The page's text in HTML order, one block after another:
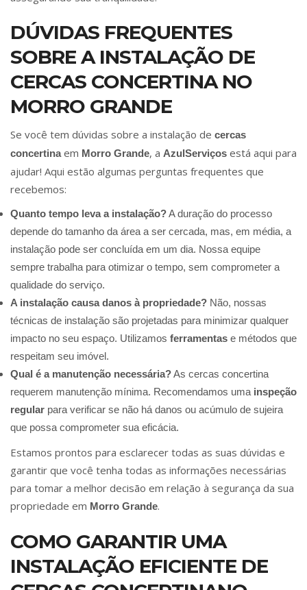
DÚVIDAS FREQUENTES
SOBRE A INSTALAÇÃO DE
CERCAS CONCERTINA NO
MORRO GRANDE
Se você tem dúvidas sobre a instalação de cercas
concertinaem Morro Grande, a AzulServiços está aqui para
ajudar! Aqui estão algumas perguntas frequentes que
recebemos:
Quanto tempo leva a instalação?A duração do processo
depende do tamanho da área a ser cercada, mas, em média, a
instalação pode ser concluída em um dia. Nossa equipe
sempre trabalha para otimizar o tempo, sem comprometer a
qualidade do serviço.
A instalação causa danos à propriedade? Não, nossas
técnicas de instalação são projetadas para minimizar qualquer
impacto no seu espaço. Utilizamos ferramentas e métodos que
respeitam seu imóvel.
Qual é a manutenção necessária?As cercas concertina
requerem manutenção mínima. Recomendamos uma inspeção
regular para verificar se não há danos ou acúmulo de sujeira
que possa comprometer sua eficácia.
Estamos prontos para esclarecer todas as suas dúvidas e
garantir que você tenha todas as informações necessárias
para tomar a melhor decisão em relação à segurança da sua
propriedade em Morro Grande.
COMO GARANTIR UMA
INSTALAÇÃO EFICIENTE DE